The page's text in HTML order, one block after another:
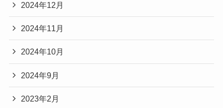
2024年12月
2024年11月
2024年10月
2024年9月
2023年2月